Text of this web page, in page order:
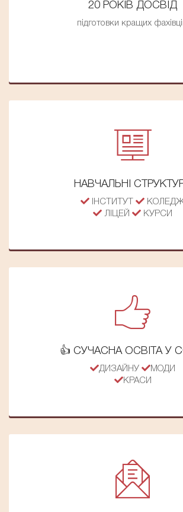
20 РОКІВ ДОСВІД
підготовки кращих
НАВЧАЛЬНІ
ІНСТИТУТ
ЛІЦЕЙ
КУРСИ
👍 СУЧАСНА ОСВІТА У
ДИЗАЙНУ
МОДИ
КРАСИ